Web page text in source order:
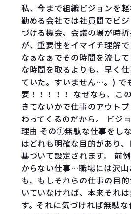
私、今まで組織ビジョンを軽
勤める会社では社員間でビ
づける機会、会議の場が時
が、重要性をイマイチ理解
なぁなぁでその時間を流し
な時間を取るよりも、早く
ていた。すいません…。) で
要！！！！！ なぜなら、こ
きてないかで仕事のアウト
わってくるのだから。 ビジ
理由 その①無駄な仕事をし
はどれも明確な目的があり
基づいて設定されます。 前
からない仕事…職場には沢
も、もしそれらの仕事の目
いていなければ、本来それ
す。それに気づければ無駄